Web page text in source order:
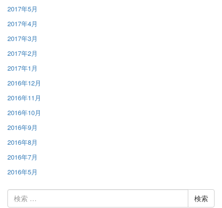
2017年5月
2017年4月
2017年3月
2017年2月
2017年1月
2016年12月
2016年11月
2016年10月
2016年9月
2016年8月
2016年7月
2016年5月
索: